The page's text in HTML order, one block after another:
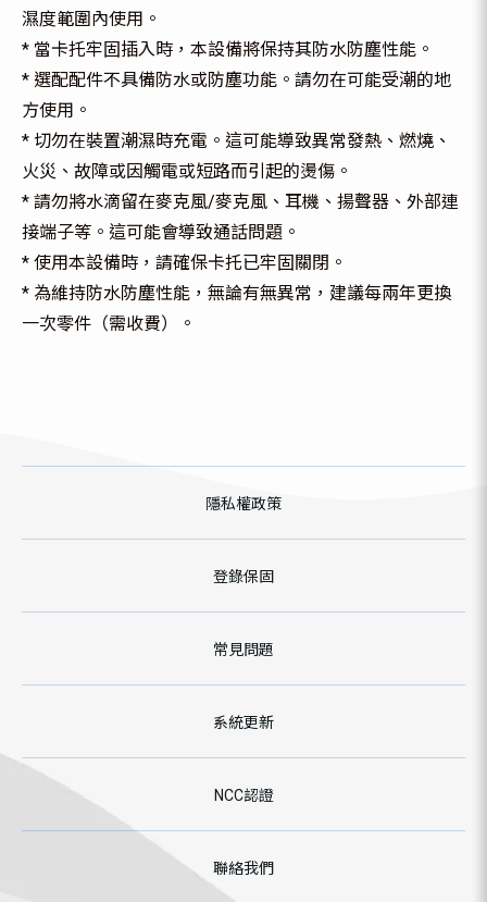
濕度範圍內使用。
* 當卡托牢固插入時，本設備將保持其防水防塵性能。
* 選配配件不具備防水或防塵功能。請勿在可能受潮的地
方使用。
* 切勿在裝置潮濕時充電。這可能導致異常發熱、燃燒、
火災、故障或因觸電或短路而引起的燙傷。
* 請勿將水滴留在麥克風/麥克風、耳機、揚聲器、外部連
接端子等。這可能會導致通話問題。
* 使用本設備時，請確保卡托已牢固關閉。
* 為維持防水防塵性能，無論有無異常，建議每兩年更換
一次零件（需收費）。
隱私權政策
登錄保固
常見問題
系統更新
NCC認證
聯絡我們